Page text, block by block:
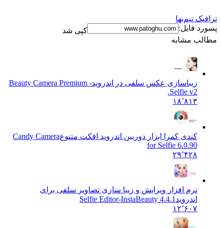
نیم‌بها
فایل:
کپی شد
مشابه
زیباسازی عکس سلفی در اندروید Beauty Camera Premium -
Selfie v2.
۱۸٬۸۱۳
کندی کمرا ابزار دوربین اندروید افکت متنوع Candy Camera
for Selfie 6.0.90
۲۹٬۴۲۸
نرم افزار ویرایش و زیبا سازی تصاویر سلفی برای
4.4.1 Selfie Editor-InstaBeauty
۱۲٬۶۰۷